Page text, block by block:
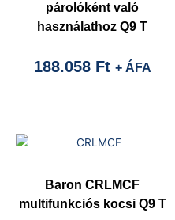
párolóként való
használathoz Q9 T
188.058 Ft + ÁFA
Baron CRLMCF
multifunkciós kocsi Q9 T